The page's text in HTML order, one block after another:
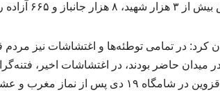
و ۶۶۵ آزاده را تقدیم نظام اسلامی کردند.
کرد: در تمامی توطئه‌ها و اغتشاشات نیز
میدان حاضر بودند، در اغتشاشات اخیر،
پس از نماز مغرب و عشاء به خیابان آمدند و بساط فتنه‌گران را جمع کردند.